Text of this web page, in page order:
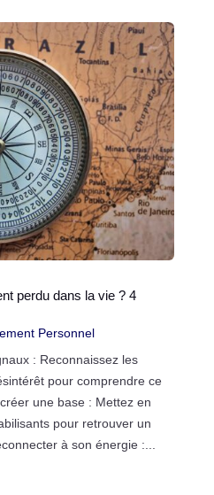
perdu dans la vie ? 4
Personnel
: Reconnaissez les
pour comprendre ce
une base : Mettez en
pour retrouver un
à son énergie :...